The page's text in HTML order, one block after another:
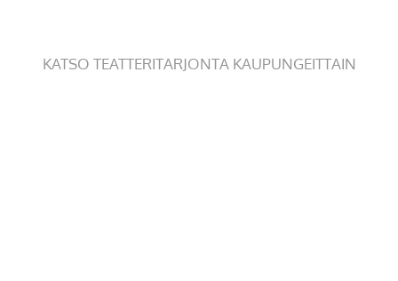
KATSO TEATTERITARJONTA KAUPUNGEITTAIN